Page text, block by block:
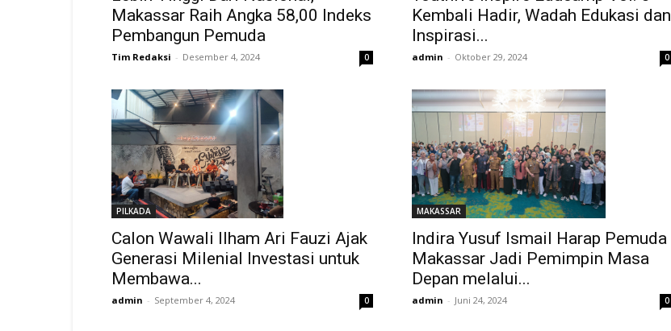
Makassar Raih Angka 58,00 Indeks
Pembangun Pemuda
Tim Redaksi - Desember 4, 2024 0
Kembali Hadir, Wadah Edukasi dan
Inspirasi...
admin - Oktober 29, 2024 0
PILKADA
Calon Wawali Ilham Ari Fauzi Ajak
Generasi Milenial Investasi untuk
Membawa...
admin - September 4, 2024 0
MAKASSAR
Indira Yusuf Ismail Harap Pemuda
Makassar Jadi Pemimpin Masa
Depan melalui...
admin - Juni 24, 2024 0